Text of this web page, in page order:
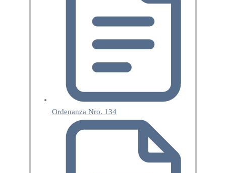
Ordenanza Nro. 134